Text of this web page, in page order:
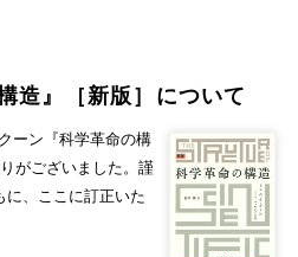
造』［新版］について
ーン『科学革命の構
がございました。謹
に、ここに訂正いた